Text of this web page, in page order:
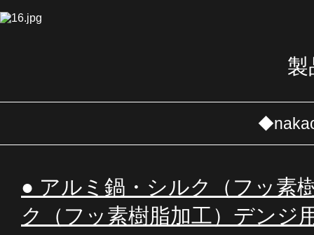
製
● アルミ鍋・シルク（フッ素
ク（フッ素樹脂加工）デンジ